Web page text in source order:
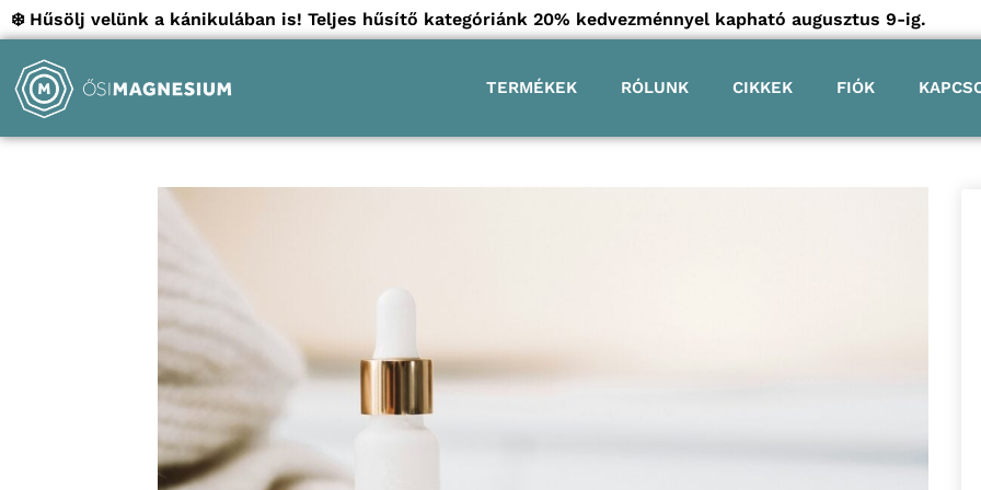
❄️ Hűsölj velünk a kánikulában is! Teljes hűsítő kategóriánk 20% kedvezménnyel kapható augusztus 9-ig.
TERMÉKEK RÓLUNK CIKKEK FIÓK